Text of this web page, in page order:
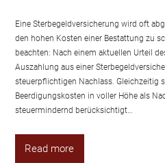
Eine Sterbegeldversicherung wird oft
den hohen Kosten einer Bestattung zu
beachten: Nach einem aktuellen Urteil
Auszahlung aus einer
steuerpflichtigen Nachlass. Gleichzeitig
Beerdigungskosten in voller Höhe als
steuermindernd berücksichtigt…
Read more